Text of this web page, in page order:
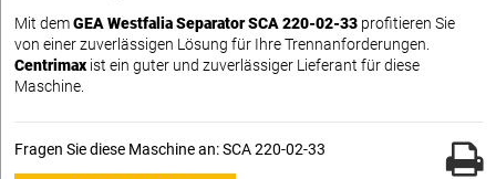
Mit demGEA Westfalia Separator SCA 220-02-33 profitieren Sie
von einer zuverlässigen Lösung für Ihre Trennanforderungen.
Centrimax ist ein guter und zuverlässiger Lieferant für diese
Maschine.
Fragen Sie diese Maschine an: SCA 220-02-33